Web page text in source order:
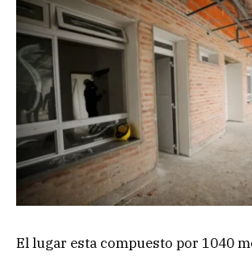
El lugar esta compuesto por 1040